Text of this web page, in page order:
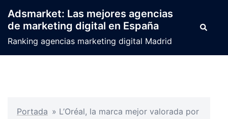
contenido
Adsmarket: Las mejores agencias
de marketing digital en España
Ranking agencias marketing digital Madrid
Buscar
Portada » L’Oréal, la marca mejor valorada por